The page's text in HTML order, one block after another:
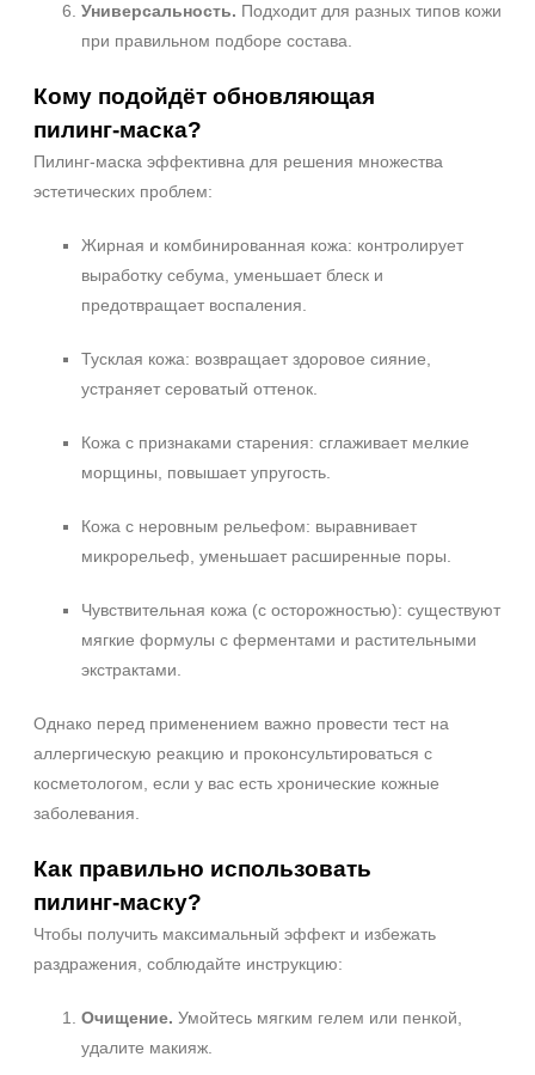
Универсальность. Подходит для разных типов кожи
при правильном подборе состава.
Кому подойдёт обновляющая
пилинг‑маска?
Пилинг‑маска эффективна для решения множества
эстетических проблем:
Жирная и комбинированная кожа: контролирует
выработку себума, уменьшает блеск и
предотвращает воспаления.
Тусклая кожа: возвращает здоровое сияние,
устраняет сероватый оттенок.
Кожа с признаками старения: сглаживает мелкие
морщины, повышает упругость.
Кожа с неровным рельефом: выравнивает
микрорельеф, уменьшает расширенные поры.
Чувствительная кожа (с осторожностью): существуют
мягкие формулы с ферментами и растительными
экстрактами.
Однако перед применением важно провести тест на
аллергическую реакцию и проконсультироваться с
косметологом, если у вас есть хронические кожные
заболевания.
Как правильно использовать
пилинг‑маску?
Чтобы получить максимальный эффект и избежать
раздражения, соблюдайте инструкцию:
Очищение. Умойтесь мягким гелем или пенкой,
удалите макияж.